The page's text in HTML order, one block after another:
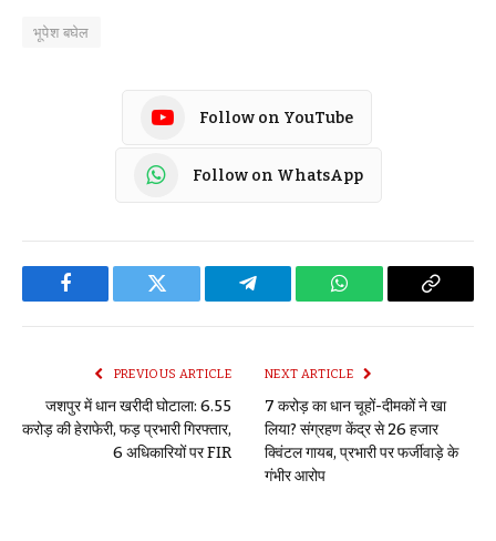
भूपेश बघेल
Follow on YouTube
Follow on WhatsApp
Facebook Twitter Telegram WhatsApp Copy
PREVIOUS ARTICLE
जशपुर में धान खरीदी घोटाला: 6.55
करोड़ की हेराफेरी, फड़ प्रभारी गिरफ्तार,
6 अधिकारियों पर FIR
NEXT ARTICLE
7 करोड़ का धान चूहों-दीमकों ने खा
लिया? संग्रहण केंद्र से 26 हजार
क्विंटल गायब, प्रभारी पर फर्जीवाड़े के
गंभीर आरोप